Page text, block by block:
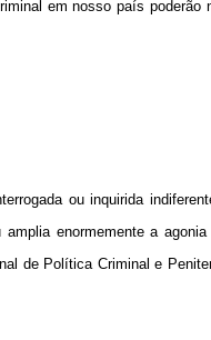
em nosso país poderão
ou inquirida
enormemente a
de Política Criminal e